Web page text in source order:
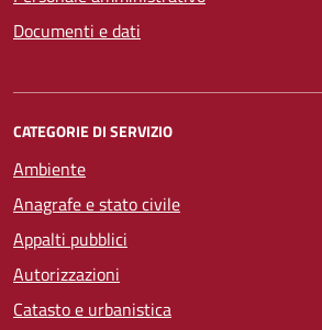
Documenti e dati
CATEGORIE DI SERVIZIO
Ambiente
Anagrafe e stato civile
Appalti pubblici
Autorizzazioni
Catasto e urbanistica